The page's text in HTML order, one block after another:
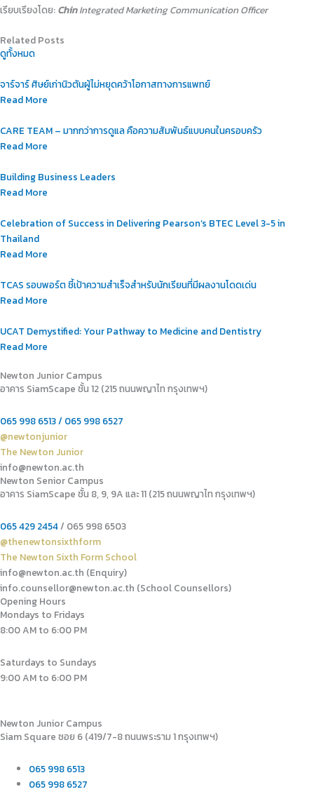
เรียบเรียงโดย: ChinIntegrated Marketing Communication Officer
Related Posts
ดูทั้งหมด
จาร์จาร์ ศิษย์เก่านิวตันผู้ไม่หยุดคว้าโอกาสทางการแพทย์
Read More
CARE TEAM – มากกว่าการดูแล คือความสัมพันธ์แบบคนในครอบครัว
Read More
Building Business Leaders
Read More
Celebration of Success in Delivering Pearson’s BTEC Level 3-5 in
Thailand
Read More
TCAS รอบพอร์ต ชี้เป้าความสำเร็จสำหรับนักเรียนที่มีผลงานโดดเด่น
Read More
UCAT Demystified: Your Pathway to Medicine and Dentistry
Read More
Newton Junior Campus
อาคาร SiamScape ชั้น 12 (215 ถนนพญาไท กรุงเทพฯ)
065 998 6513 / 065 998 6527
@newtonjunior
The Newton Junior
info@newton.ac.th
Newton Senior Campus
อาคาร SiamScape ชั้น 8, 9, 9A และ 11 (215 ถนนพญาไท กรุงเทพฯ)
065 429 2454/ 065 998 6503
@thenewtonsixthform
The Newton Sixth Form School
info@newton.ac.th (Enquiry)
info.counsellor@newton.ac.th (School Counsellors)​
Opening Hours
Mondays to Fridays
8:00 AM to 6:00 PM
Saturdays to Sundays
9:00 AM to 6:00 PM
Newton Junior Campus
Siam Square ซอย 6 (419/7-8 ถนนพระราม 1 กรุงเทพฯ)
065 998 6513
065 998 6527